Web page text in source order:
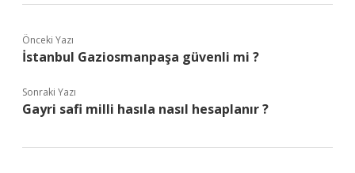
Önceki Yazı
İstanbul Gaziosmanpaşa güvenli mi ?
Sonraki Yazı
Gayri safi milli hasıla nasıl hesaplanır ?